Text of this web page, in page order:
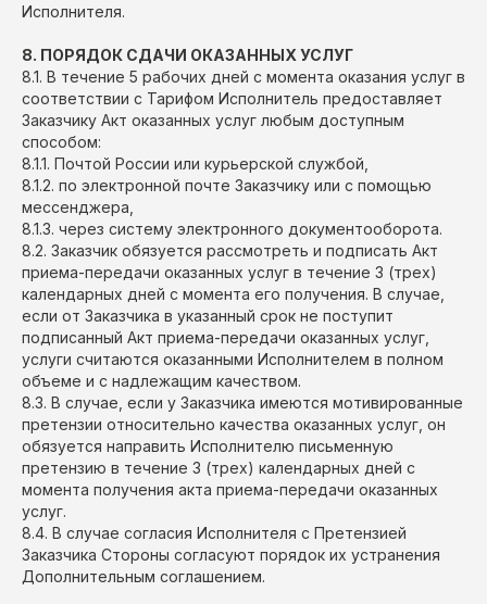
Исполнителя.
8. ПОРЯДОК СДАЧИ ОКАЗАННЫХ УСЛУГ
8.1. В течение 5 рабочих дней с момента оказания услуг в
соответствии с Тарифом Исполнитель предоставляет
Заказчику Акт оказанных услуг любым доступным
способом:
8.1.1. Почтой России или курьерской службой,
8.1.2. по электронной почте Заказчику или с помощью
мессенджера,
8.1.3. через систему электронного документооборота.
8.2. Заказчик обязуется рассмотреть и подписать Акт
приема-передачи оказанных услуг в течение 3 (трех)
календарных дней с момента его получения. В случае,
если от Заказчика в указанный срок не поступит
подписанный Акт приема-передачи оказанных услуг,
услуги считаются оказанными Исполнителем в полном
объеме и с надлежащим качеством.
8.3. В случае, если у Заказчика имеются мотивированные
претензии относительно качества оказанных услуг, он
обязуется направить Исполнителю письменную
претензию в течение 3 (трех) календарных дней с
момента получения акта приема-передачи оказанных
услуг.
8.4. В случае согласия Исполнителя с Претензией
Заказчика Стороны согласуют порядок их устранения
Дополнительным соглашением.